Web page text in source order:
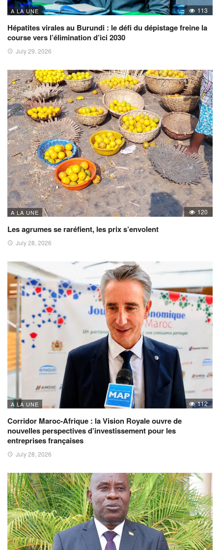
A LA UNE 113
Hépatites virales au Burundi : le défi du dépistage freine la
course vers l’élimination d’ici 2030
July 29, 2026
A LA UNE 120
Les agrumes se raréfient, les prix s’envolent
July 28, 2026
A LA UNE 112
Corridor Maroc-Afrique : la Vision Royale ouvre de
nouvelles perspectives d’investissement pour les
entreprises françaises
July 28, 2026